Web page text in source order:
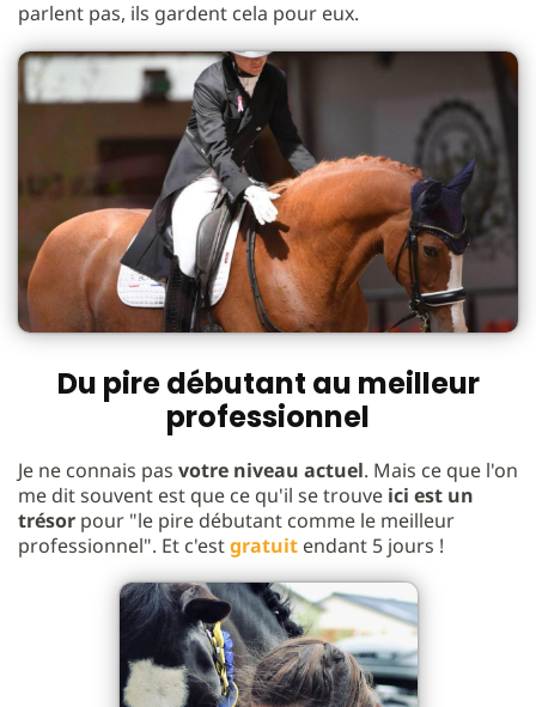
parlent pas, ils gardent cela pour eux.
Du pire débutant au meilleur
professionnel
Je ne connais pas votre niveau actuel. Mais ce que l'on
me dit souvent est que ce qu'il se trouve ici est un
trésor pour "le pire débutant comme le meilleur
professionnel". Et c'estgratuit endant 5 jours !